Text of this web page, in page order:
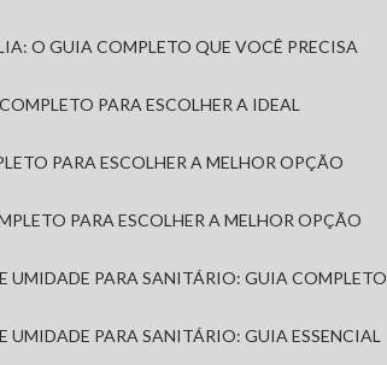
O GUIA COMPLETO QUE VOCÊ PRECISA
PARA ESCOLHER A IDEAL
PARA ESCOLHER A MELHOR OPÇÃO
PARA ESCOLHER A MELHOR OPÇÃO
UMIDADE PARA SANITÁRIO: GUIA COMPLETO
UMIDADE PARA SANITÁRIO: GUIA ESSENCIAL